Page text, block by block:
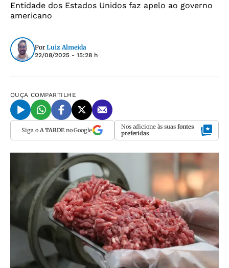
Entidade dos Estados Unidos faz apelo ao governo
americano
Por Luiz Almeida
22/08/2025 - 15:28 h
OUÇA COMPARTILHE
Siga o A TARDEno Google Nos adicione às suas fontes
preferidas